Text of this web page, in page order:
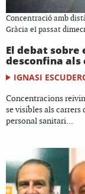
Concentració amb
Gràcia el passat
El debat
desconfina als
IGNASI
Concentracions
se visibles als carrers
personal sanitari...